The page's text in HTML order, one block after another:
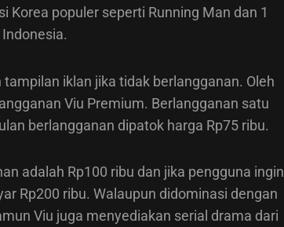
Korea populer seperti Running Man dan 1
iklan jika tidak berlangganan. Oleh
Viu Premium. Berlangganan satu
berlangganan dipatok harga Rp75 ribu.
adalah Rp100 ribu dan jika pengguna ingin
Rp200 ribu. Walaupun didominasi dengan
Viu juga menyediakan serial drama dari